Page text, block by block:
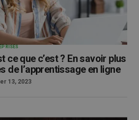
ce que c’est ? En savoir plus
de l’apprentissage en ligne
13, 2023